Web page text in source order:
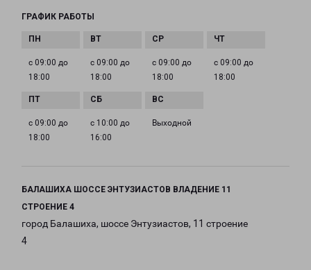
ГРАФИК РАБОТЫ
с 09:00 до
18:00
с 09:00 до
18:00
с 09:00 до
18:00
с 09:00 до
18:00
с 09:00 до
18:00
с 10:00 до
16:00
Выходной
БАЛАШИХА ШОССЕ ЭНТУЗИАСТОВ ВЛАДЕНИЕ 11
СТРОЕНИЕ 4
город Балашиха, шоссе Энтузиастов, 11 строение
4